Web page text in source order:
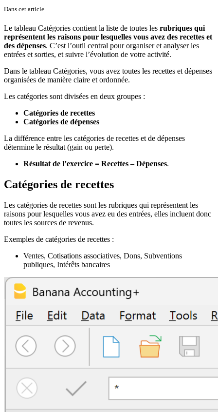
Dans cet article
Le tableau Catégories contient la liste de toutes les rubriques qui
représentent les raisons pour lesquelles vous avez des recettes et
des dépenses. C’est l’outil central pour organiser et analyser les
entrées et sorties, et suivre l’évolution de votre activité.
Dans le tableau Catégories, vous avez toutes les recettes et dépenses
organisées de manière claire et ordonnée.
Les catégories sont divisées en deux groupes :
Catégories de recettes
Catégories de dépenses
La différence entre les catégories de recettes et de dépenses
détermine le résultat (gain ou perte).
Résultat de l’exercice = Recettes – Dépenses.
Catégories de recettes
Les catégories de recettes sont les rubriques qui représentent les
raisons pour lesquelles vous avez eu des entrées, elles incluent donc
toutes les sources de revenus.
Exemples de catégories de recettes :
Ventes, Cotisations associatives, Dons, Subventions
publiques, Intérêts bancaires